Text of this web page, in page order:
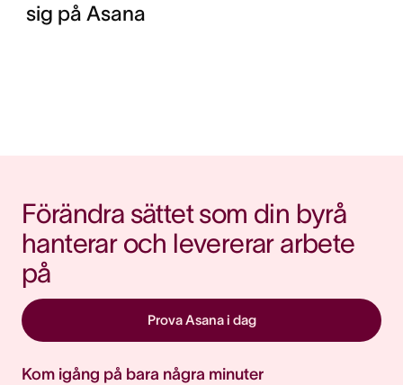
sig på Asana
Förändra sättet som din byrå
hanterar och levererar arbete
på
Prova Asana i dag
Kom igång på bara några minuter